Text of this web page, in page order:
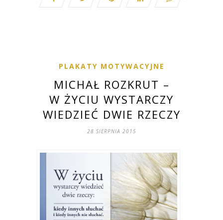
PLAKATY MOTYWACYJNE
MICHAŁ ROZKRUT –
W ŻYCIU WYSTARCZY
WIEDZIEĆ DWIE RZECZY
28 SIERPNIA 2015